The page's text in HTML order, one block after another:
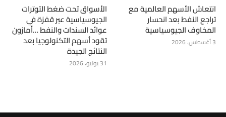
انتعاش الأسهم العالمية مع
تراجع النفط بعد انحسار
المخاوف الجيوسياسية
3 أغسطس، 2026
الأسواق تحت ضغط التوترات
الجيوسياسية عبر قفزة في
عوائد السندات والنفط …أمازون
تقود أسهم التكنولوجيا بعد
النتائج الجيدة
31 يوليو، 2026